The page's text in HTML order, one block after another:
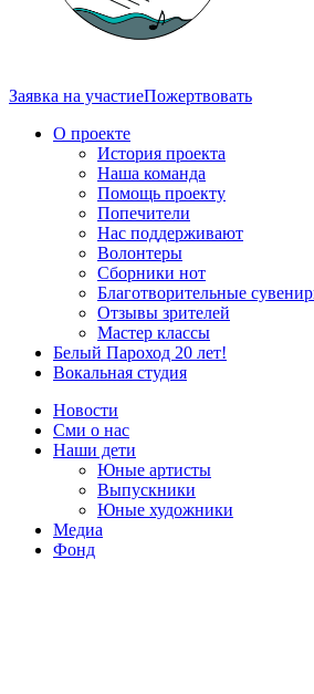
Заявка на участиеПожертвовать
О проекте
История проекта
Наша команда
Помощь проекту
Попечители
Нас поддерживают
Волонтеры
Сборники нот
Благотворительные
Отзывы зрителей
Мастер классы
Белый Пароход 20 лет!
Вокальная студия
Новости
Сми о нас
Наши дети
Юные артисты
Выпускники
Юные художники
Медиа
Фонд